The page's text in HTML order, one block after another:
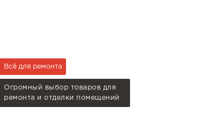
Всё для ремонта
Огромный выбор товаров для
ремонта и отделки помещений